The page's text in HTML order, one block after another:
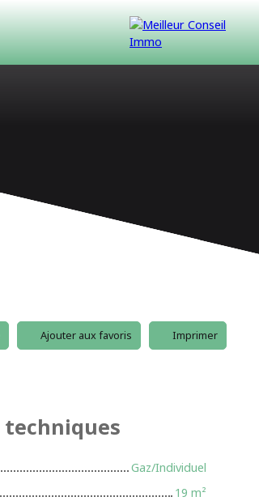
Ajouter aux favoris Imprimer
techniques
Gaz/Individuel
19 m²